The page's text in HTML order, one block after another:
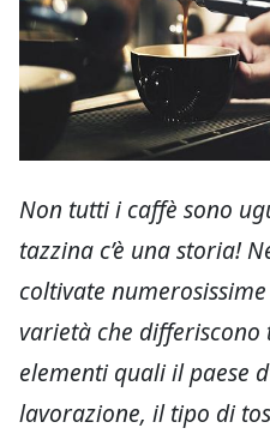
Non tutti i caffè sono
tazzina c’è una storia!
coltivate
varietà che
elementi quali il paese
lavorazione, il tipo di